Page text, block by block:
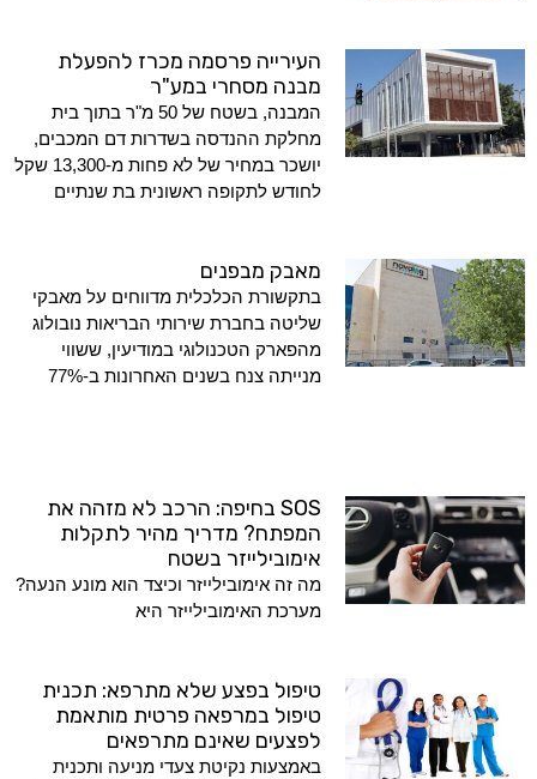
העירייה פרסמה מכרז להפעלת
מבנה מסחרי במע"ר
המבנה, בשטח של 50 מ"ר בתוך בית
מחלקת ההנדסה בשדרות דם המכבים,
יושכר במחיר של לא פחות מ-13,300 שקל
לחודש לתקופה ראשונית בת שנתיים
מאבק מבפנים
בתקשורת הכלכלית מדווחים על מאבקי
שליטה בחברת שירותי הבריאות נובולוג
מהפארק הטכנולוגי במודיעין, ששווי
מנייתה צנח בשנים האחרונות ב-77%
SOS בחיפה: הרכב לא מזהה את
המפתח? מדריך מהיר לתקלות
אימובילייזר בשטח
מה זה אימובילייזר וכיצד הוא מונע הנעה?
מערכת האימובילייזר היא
טיפול בפצע שלא מתרפא: תכנית
טיפול במרפאה פרטית מותאמת
לפצעים שאינם מתרפאים
באמצעות נקיטת צעדי מניעה ותכנית